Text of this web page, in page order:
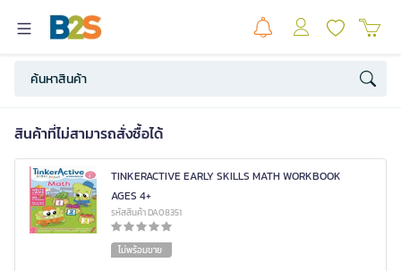
สินค้าที่ไม่สามารถสั่งซื้อได้
TINKERACTIVE EARLY SKILLS MATH WORKBOOK
AGES 4+
รหัสสินค้า DA08351
ไม่พร้อมขาย